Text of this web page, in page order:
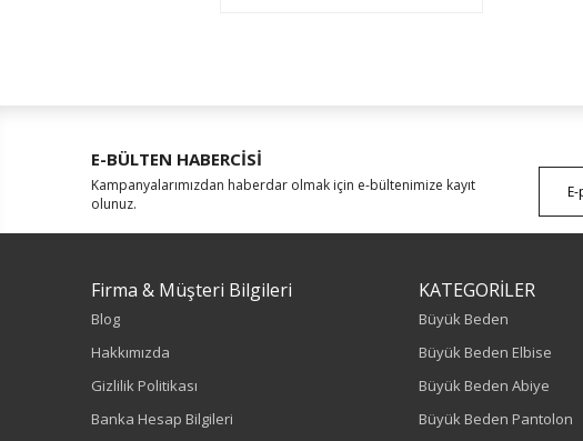
E-BÜLTEN HABERCİSİ
Kampanyalarımızdan haberdar olmak için e-bültenimize kayıt
olunuz.
Firma & Müşteri Bilgileri
Blog
Hakkımızda
Gizlilik Politikası
Banka Hesap Bilgileri
KATEGORİLER
Büyük Beden
Büyük Beden Elbise
Büyük Beden Abiye
Büyük Beden Pantolon